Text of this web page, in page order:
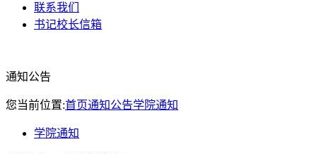
联系我们
书记校长信箱
通知公告
您当前位置:首页通知公告学院通知
学院通知